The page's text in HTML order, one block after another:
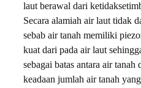
laut berawal dari
Secara alamiah air laut tidak
sebab air tanah memiliki
kuat dari pada air laut
sebagai batas antara air
keadaan jumlah air tanah